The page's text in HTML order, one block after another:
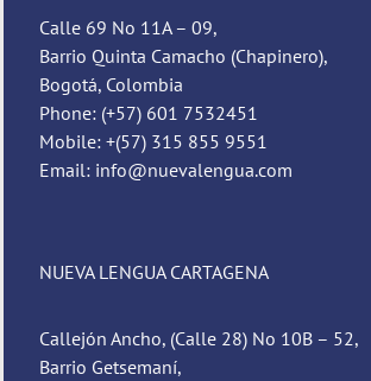
Calle 69 No 11A – 09,
Barrio Quinta Camacho (Chapinero),
Bogotá, Colombia
Phone: (+57) 601 7532451
Mobile: +(57) 315 855 9551
Email: info@nuevalengua.com
NUEVA LENGUA CARTAGENA
Callejón Ancho, (Calle 28) No 10B – 52,
Barrio Getsemaní,